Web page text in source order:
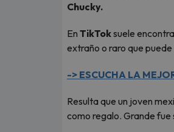
Chucky.
En TikToksuele
extraño o raro que
-> ESCUCHA LA
Resulta que un joven
como regalo. Grande fue